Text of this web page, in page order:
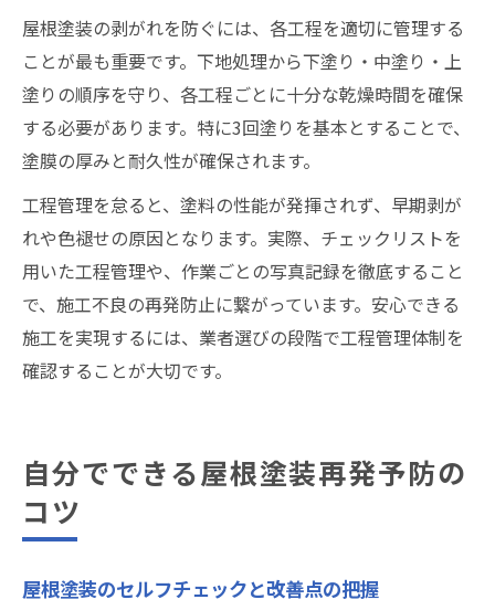
屋根塗装の剥がれを防ぐには、各工程を適切に管理する
ことが最も重要です。下地処理から下塗り・中塗り・上
塗りの順序を守り、各工程ごとに十分な乾燥時間を確保
する必要があります。特に3回塗りを基本とすることで、
塗膜の厚みと耐久性が確保されます。
工程管理を怠ると、塗料の性能が発揮されず、早期剥が
れや色褪せの原因となります。実際、チェックリストを
用いた工程管理や、作業ごとの写真記録を徹底すること
で、施工不良の再発防止に繋がっています。安心できる
施工を実現するには、業者選びの段階で工程管理体制を
確認することが大切です。
自分でできる屋根塗装再発予防の
コツ
屋根塗装のセルフチェックと改善点の把握